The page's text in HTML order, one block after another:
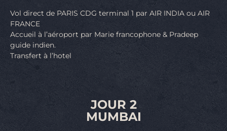
Vol direct de PARIS CDG terminal 1 par AIR INDIA ou AIR
FRANCE
Accueil à l’aéroport par Marie francophone & Pradeep
guide indien.
Transfert à l’hotel
JOUR 2
MUMBAI